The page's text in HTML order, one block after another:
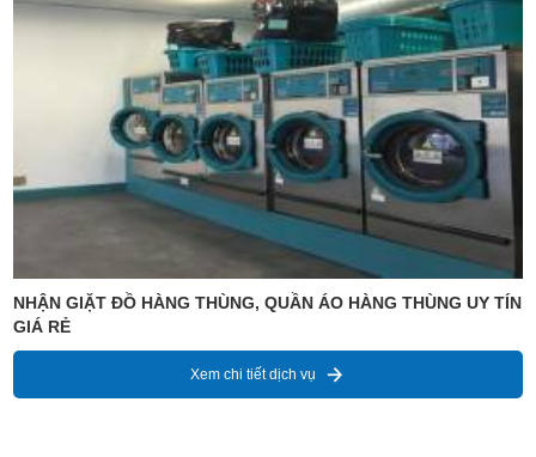
NHẬN GIẶT ĐỒ HÀNG THÙNG, QUẦN ÁO HÀNG THÙNG UY TÍN
GIÁ RẺ
Xem chi tiết dịch vụ